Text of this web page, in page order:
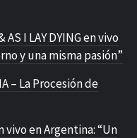
AS I LAY DYING en vivo
y una misma pasión”
– La Procesión de
vivo en Argentina: “Un